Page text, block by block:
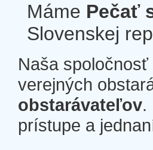
Máme Pečať
Slovenskej
Naša
verejných
obstarávateľov.
prístupe a